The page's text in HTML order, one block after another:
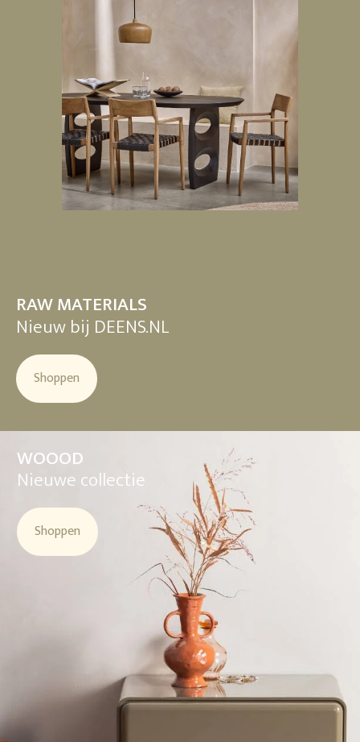
RAW MATERIALS
Nieuw bij DEENS.NL
Shoppen
WOOOD
Nieuwe collectie
Shoppen